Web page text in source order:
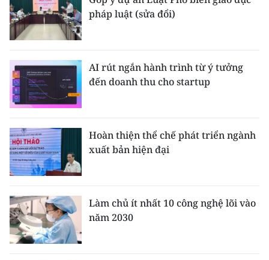
pháp luật (sửa đổi)
AI rút ngắn hành trình từ ý tưởng
đến doanh thu cho startup
Hoàn thiện thể chế phát triển ngành
xuất bản hiện đại
Làm chủ ít nhất 10 công nghệ lõi vào
năm 2030